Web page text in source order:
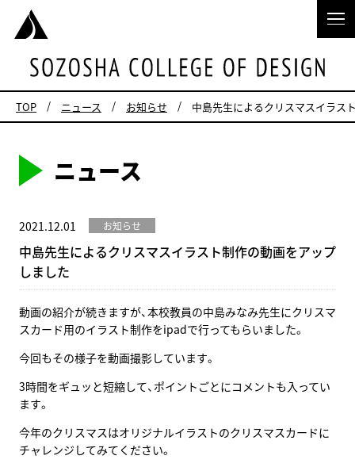
TOP ニュース お知らせ 中島先生によるクリスマスイラス
ニュース
2021.12.01 お知らせ
中島先生によるクリスマスイラスト制作の動画をアップ
しました
動画の紹介が続きますが、本校教員の中島みなみ先生にクリスマ
スカード用のイラスト制作をipadで行ってもらいました。
今回もその様子を動画撮影しています。
3時間をギュッと短縮して、ポイントごとにコメントも入ってい
ます。
今年のクリスマスはオリジナルイラストのクリスマスカードに
チャレンジしてみてください。